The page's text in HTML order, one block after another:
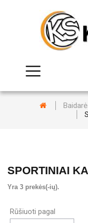
SPORTINIAI
Yra 3 prekės(-ių).
Rūšiuoti pagal